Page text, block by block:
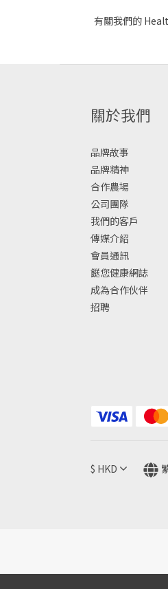
有關我們的
關於我們
品牌故事
品牌精神
合作農場
公司團隊
我們的客戶
傳媒介紹
會員通訊
餸您健康網誌
成為合作伙伴
招聘
$ HKD